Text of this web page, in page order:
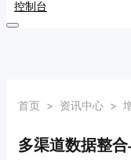
控制台
首页 > 资讯中心 >
多渠道数据整